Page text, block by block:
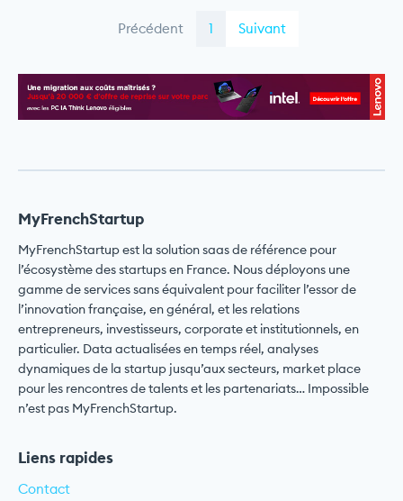
Précédent 1 Suivant
MyFrenchStartup
MyFrenchStartup est la solution saas de référence pour
l’écosystème des startups en France. Nous déployons une
gamme de services sans équivalent pour faciliter l’essor de
l’innovation française, en général, et les relations
entrepreneurs, investisseurs, corporate et institutionnels, en
particulier. Data actualisées en temps réel, analyses
dynamiques de la startup jusqu’aux secteurs, market place
pour les rencontres de talents et les partenariats… Impossible
n’est pas MyFrenchStartup.
Liens rapides
Contact